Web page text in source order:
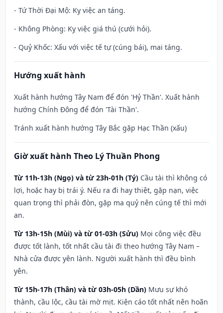
- Tứ Thời Đại Mộ: Kỵ việc an táng.
- Không Phòng: Kỵ việc giá thú (cưới hỏi).
- Quỷ Khốc: Xấu với việc tế tự (cúng bái), mai táng.
Hướng xuất hành
Xuất hành hướng Tây Nam để đón 'Hỷ Thần'. Xuất hành
hướng Chính Đông để đón 'Tài Thần'.
Tránh xuất hành hướng Tây Bắc gặp Hạc Thần (xấu)
Giờ xuất hành Theo Lý Thuần Phong
Từ 11h-13h (Ngọ) và từ 23h-01h (Tý) Cầu tài thì không có
lợi, hoặc hay bị trái ý. Nếu ra đi hay thiệt, gặp nạn, việc
quan trọng thì phải đòn, gặp ma quỷ nên cúng tế thì mới
an.
Từ 13h-15h (Mùi) và từ 01-03h (Sửu) Mọi công việc đều
được tốt lành, tốt nhất cầu tài đi theo hướng Tây Nam –
Nhà cửa được yên lành. Người xuất hành thì đều bình
yên.
Từ 15h-17h (Thân) và từ 03h-05h (Dần) Mưu sự khó
thành, cầu lộc, cầu tài mờ mịt. Kiện cáo tốt nhất nên hoãn